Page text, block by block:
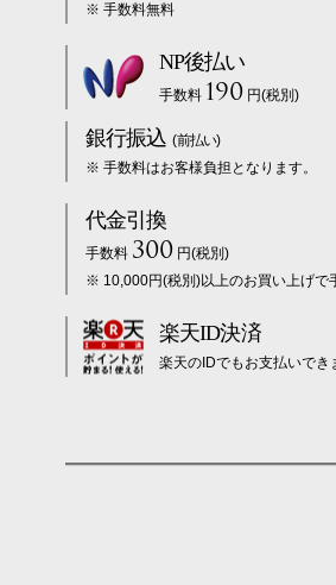
※ 手数料無料
NP後払い
手数料 190 円(税別)
銀行振込 (前払い)
※ 手数料はお客様負担となります。
代金引換
手数料 300 円(税別)
※ 10,000円(税別)以上のお買い上げで
楽天ID決済
楽天のIDでもお支払いでき